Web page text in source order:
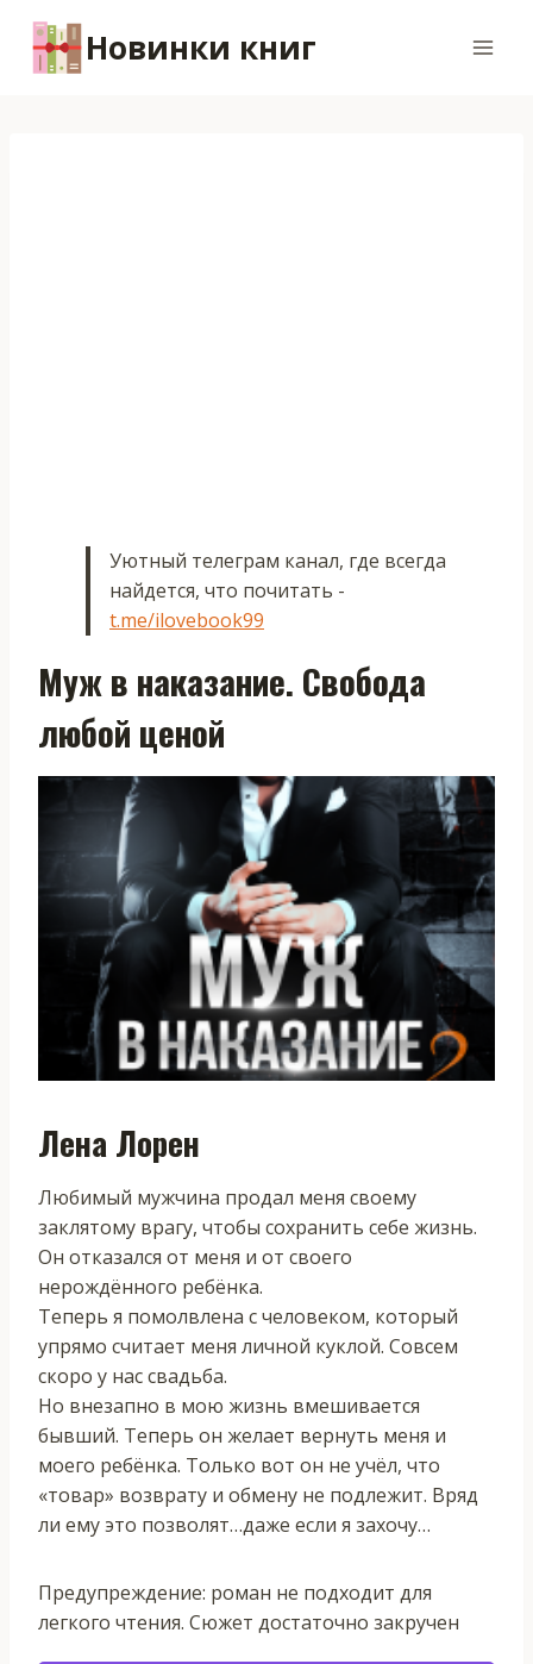
содержимому
Новинки книг
Уютный телеграм канал, где всегда
найдется, что почитать -
t.me/ilovebook99
Муж в наказание. Свобода
любой ценой
Лена Лорен
Любимый мужчина продал меня своему
заклятому врагу, чтобы сохранить себе жизнь.
Он отказался от меня и от своего
нерождённого ребёнка.
Теперь я помолвлена с человеком, который
упрямо считает меня личной куклой. Совсем
скоро у нас свадьба.
Но внезапно в мою жизнь вмешивается
бывший. Теперь он желает вернуть меня и
моего ребёнка. Только вот он не учёл, что
«товар» возврату и обмену не подлежит. Вряд
ли ему это позволят…даже если я захочу…
Предупреждение: роман не подходит для
легкого чтения. Сюжет достаточно закручен